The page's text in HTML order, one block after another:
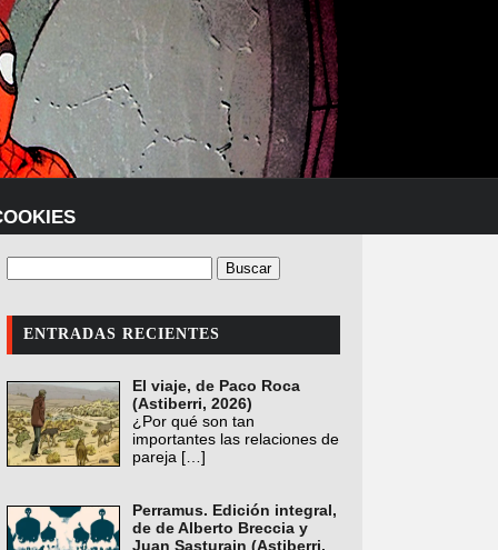
ENTRADAS RECIENTES
El viaje, de Paco Roca
(Astiberri, 2026)
¿Por qué son tan
importantes las relaciones de
pareja […]
Perramus. Edición integral,
de de Alberto Breccia y
Juan Sasturain (Astiberri,